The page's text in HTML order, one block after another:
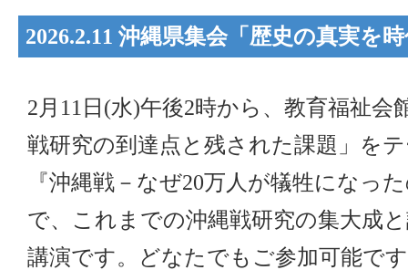
2026.2.11 沖縄県集会「歴史の真実を
2月11日(水)午後2時から、教育福祉会
戦研究の到達点と残された課題」を
『沖縄戦－なぜ20万人が犠牲になっ
で、これまでの沖縄戦研究の集大成
講演です。どなたでもご参加可能で